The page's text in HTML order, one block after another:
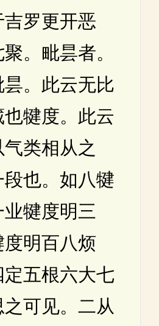
罗更开恶
。毗昙者。
。此云无比
犍度。此云
类相从之
也。如八犍
犍度明三
明百八烦
五根六大七
之可见。二从